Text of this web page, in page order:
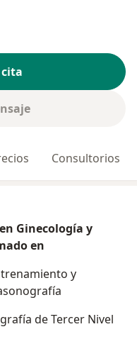
Consultorios
Ginecología y
en
y
de Tercer Nivel